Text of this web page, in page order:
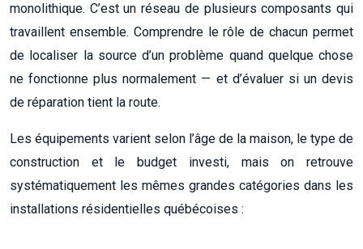
monolithique. C’est un réseau de plusieurs composants qui
travaillent ensemble. Comprendre le rôle de chacun permet
de localiser la source d’un problème quand quelque chose
ne fonctionne plus normalement — et d’évaluer si un devis
de réparation tient la route.
Les équipements varient selon l’âge de la maison, le type de
construction et le budget investi, mais on retrouve
systématiquement les mêmes grandes catégories dans les
installations résidentielles québécoises :